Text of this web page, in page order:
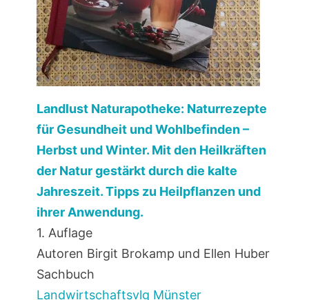
Landlust Naturapotheke: Naturrezepte
für Gesundheit und Wohlbefinden –
Herbst und Winter. Mit den Heilkräften
der Natur gestärkt durch die kalte
Jahreszeit. Tipps zu Heilpflanzen und
ihrer Anwendung.
1. Auflage
Autoren Birgit Brokamp und Ellen Huber
Sachbuch
Landwirtschaftsvlg Münster